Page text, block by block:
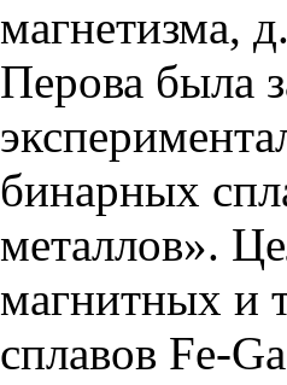
магнетизма,
Перова была
бинарных
металлов».
магнитных и
сплавов Fe-